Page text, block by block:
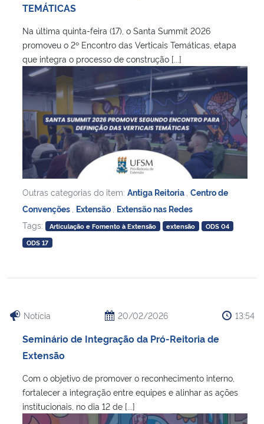
Advocacia-Geral da União
Banco Central do Brasil
TEMÁTICAS
Na última quinta-feira (17), o Santa Summit 2026
promoveu o 2º Encontro das Verticais Temáticas, etapa
que integra o processo de construção [...]
Outras categorias do item: Antiga Reitoria Centro de
Convenções Extensão Extensão nas Redes
Tags:
Articulação e Fomento à Extensão extensão
ODS 04
ODS 17
Notícia 20/02/2026 13:54
Seminário de Integração da Pró-Reitoria de
Extensão
Com o objetivo de promover o reconhecimento interno,
fortalecer a integração entre equipes e alinhar as ações
institucionais, no dia 12 de [...]